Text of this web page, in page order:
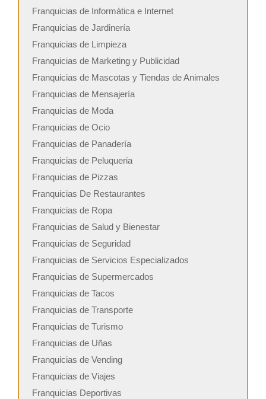
Franquicias de Informática e Internet
Franquicias de Jardinería
Franquicias de Limpieza
Franquicias de Marketing y Publicidad
Franquicias de Mascotas y Tiendas de Animales
Franquicias de Mensajería
Franquicias de Moda
Franquicias de Ocio
Franquicias de Panadería
Franquicias de Peluqueria
Franquicias de Pizzas
Franquicias De Restaurantes
Franquicias de Ropa
Franquicias de Salud y Bienestar
Franquicias de Seguridad
Franquicias de Servicios Especializados
Franquicias de Supermercados
Franquicias de Tacos
Franquicias de Transporte
Franquicias de Turismo
Franquicias de Uñas
Franquicias de Vending
Franquicias de Viajes
Franquicias Deportivas